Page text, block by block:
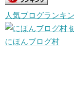
人気ブログランキ
にほんブログ村